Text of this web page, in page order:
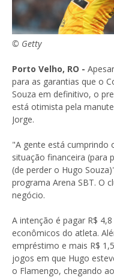
© Getty
Porto Velho, RO -
para as garantias que o
Souza em definitivo, o
está otimista pela
Jorge.
"A gente está cumprindo
situação financeira (para
(de perder o Hugo
programa Arena SBT. O
negócio.
A intenção é pagar R$
econômicos do atleta.
empréstimo e mais R$
jogos em que Hugo
o Flamengo, chegando